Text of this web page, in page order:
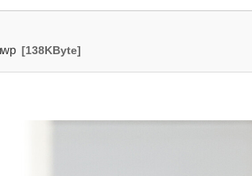
[138KByte]